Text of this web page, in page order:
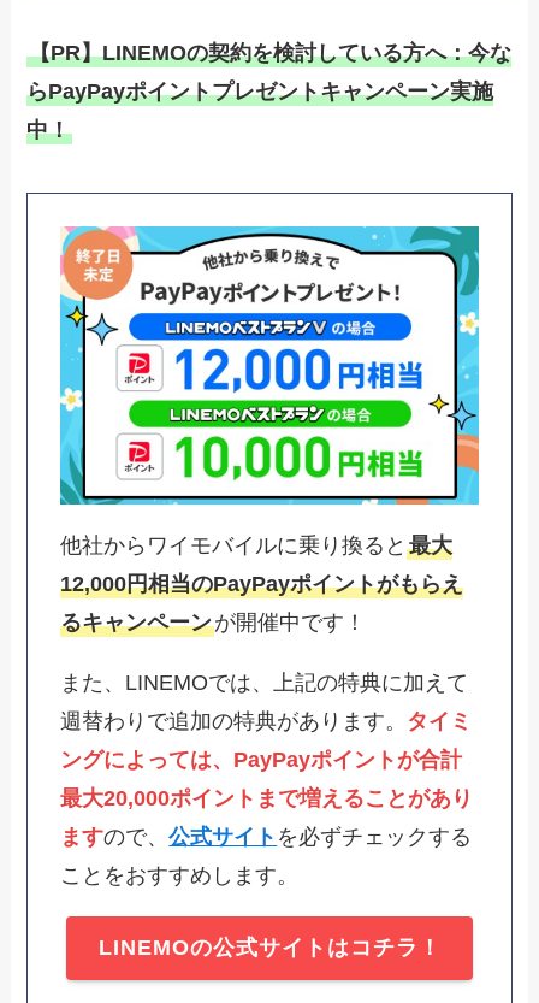
【PR】LINEMOの契約を検討している方へ：今な
らPayPayポイントプレゼントキャンペーン実施
中！
他社からワイモバイルに乗り換ると最大
12,000円相当のPayPayポイントがもらえ
るキャンペーンが開催中です！
また、LINEMOでは、上記の特典に加えて
週替わりで追加の特典があります。 タイミ
ングによっては、PayPayポイントが合計
最大20,000ポイントまで増えることがあり
ますので、公式サイト を必ずチェックする
ことをおすすめします。
LINEMOの公式サイトはコチラ！